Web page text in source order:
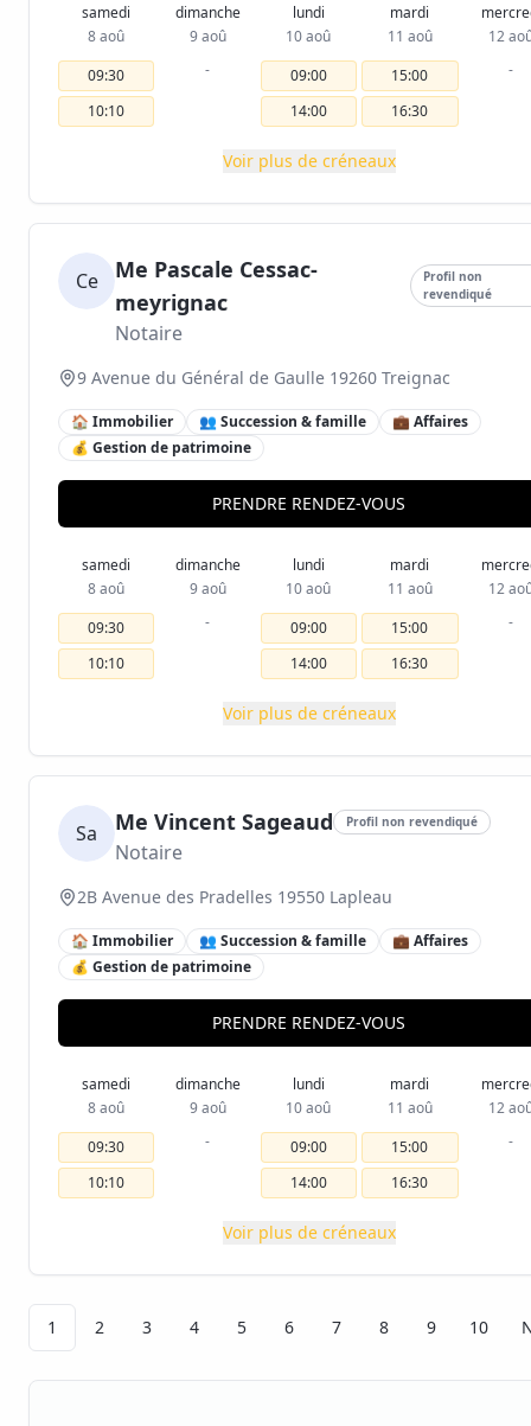
samedi
8 aoû
09:30
10:10
dimanche
9 aoû
-
lundi
10 aoû
09:00
14:00
mardi
11 aoû
15:00
16:30
12
-
Voir plus de créneaux
Ce
Me Pascale Cessac-
meyrignac
Profil non
revendiqué
Notaire
9 Avenue du Général de Gaulle 19260 Treignac
🏠 Immobilier 👥 Succession & famille
💼 Affaires
💰 Gestion de patrimoine
PRENDRE RENDEZ-VOUS
samedi
8 aoû
09:30
10:10
dimanche
9 aoû
-
lundi
10 aoû
09:00
14:00
mardi
11 aoû
15:00
16:30
12
-
Voir plus de créneaux
Sa Me Vincent Sageaud Profil non revendiqué
Notaire
2B Avenue des Pradelles 19550 Lapleau
🏠 Immobilier 👥 Succession & famille
💼 Affaires
💰 Gestion de patrimoine
PRENDRE RENDEZ-VOUS
samedi
8 aoû
09:30
10:10
dimanche
9 aoû
-
lundi
10 aoû
09:00
14:00
mardi
11 aoû
15:00
16:30
12
-
Voir plus de créneaux
1 2 3 4 5 6 7 8 9 10